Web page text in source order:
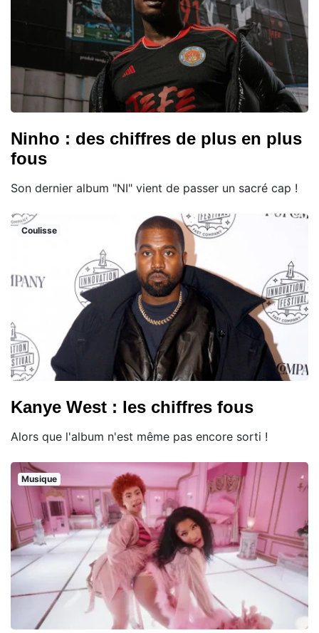
Ninho : des chiffres de plus en plus
fous
Son dernier album "NI" vient de passer un sacré cap !
Coulisse
Kanye West : les chiffres fous
Alors que l'album n'est même pas encore sorti !
Musique